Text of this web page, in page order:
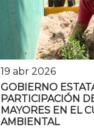
19 abr 2026
GOBIERNO
PARTICIPACIÓN
MAYORES EN EL
AMBIENTAL